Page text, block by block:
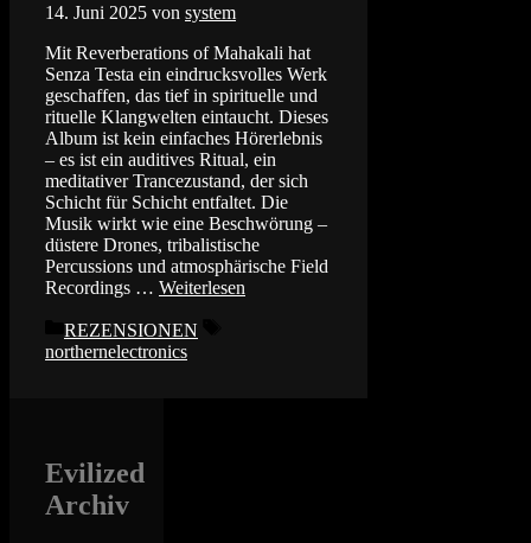
14. Juni 2025 von system
Mit Reverberations of Mahakali hat
Senza Testa ein eindrucksvolles Werk
geschaffen, das tief in spirituelle und
rituelle Klangwelten eintaucht. Dieses
Album ist kein einfaches Hörerlebnis
– es ist ein auditives Ritual, ein
meditativer Trancezustand, der sich
Schicht für Schicht entfaltet. Die
Musik wirkt wie eine Beschwörung –
düstere Drones, tribalistische
Percussions und atmosphärische Field
Recordings … Weiterlesen
Kategorien
REZENSIONEN
northernelectronics
Evilized
Archiv